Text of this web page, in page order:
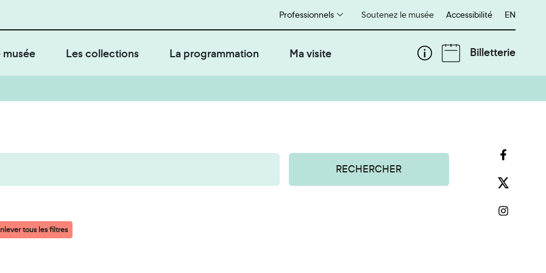
Soutenez le musée
Professionnels Accessibilité English
EN
musée Les collections La programmation Ma visite Billetterie
RECHERCHER
tous les filtres